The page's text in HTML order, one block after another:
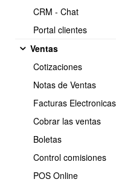
CRM - Chat
Portal clientes
Ventas
Cotizaciones
Notas de Ventas
Facturas Electronicas
Cobrar las ventas
Boletas
Control comisiones
POS Online
Como generar el control
APERTURA/CIERRE DE